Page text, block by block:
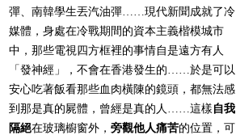
彈、南韓學生丟汽油彈……現代新聞成就了冷
媒體，身處在冷戰期間的資本主義楷模城市
中，那些電視四方框裡的事情自是遠方有人
「發神經」，不會在香港發生的……於是可以
安心吃著飯看那些血肉橫陳的鏡頭，都無法感
到那是真的屍體，曾經是真的人……這樣自我
隔絕在玻璃櫥窗外，旁觀他人痛苦的位置，可